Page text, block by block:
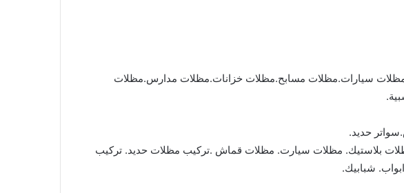
سيارات.مظلات مسابح.مظلات خزانات.مظلات مدارس.مظلات
حديد.
بلاستيك. مظلات سيارت. مظلات قماش .تركيب مظلات حديد. تركيب
شبابيك.